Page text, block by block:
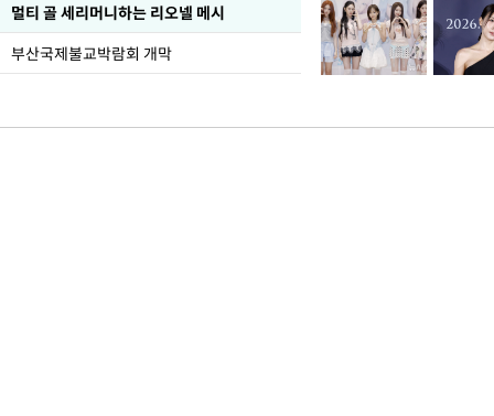
멀티 골 세리머니하는 리오넬 메시
부산국제불교박람회 개막